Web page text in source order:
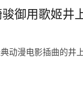
御用歌姬井
动漫电影插曲的井